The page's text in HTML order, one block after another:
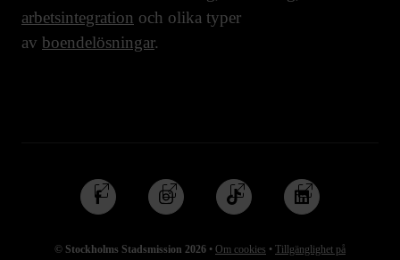
arbetsintegration och olika typer
av boendelösningar.
© Stockholms Stadsmission 2026 • Om cookies • Tillgänglighet på
Följ
oss
Facebook
Följ
oss
Instagram
Följ
oss
TikTok
Följ
oss
Linkedin